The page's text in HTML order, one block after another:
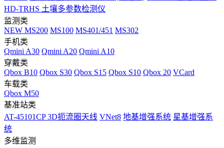
HD-TRHS 土壤多参数检测仪
监测类
NEW MS200 MS100 MS401/451 MS302
手机类
Qmini A30 Qmini A20 Qmini A10
穿戴类
Qbox B10 Qbox S30 Qbox S15 Qbox S10 Qbox 20 VCard
车载类
Qbox M50
基准站类
AT-45101CP 3D扼流圈天线 VNet8 地基增强系统 星基增强系
统
多维监测